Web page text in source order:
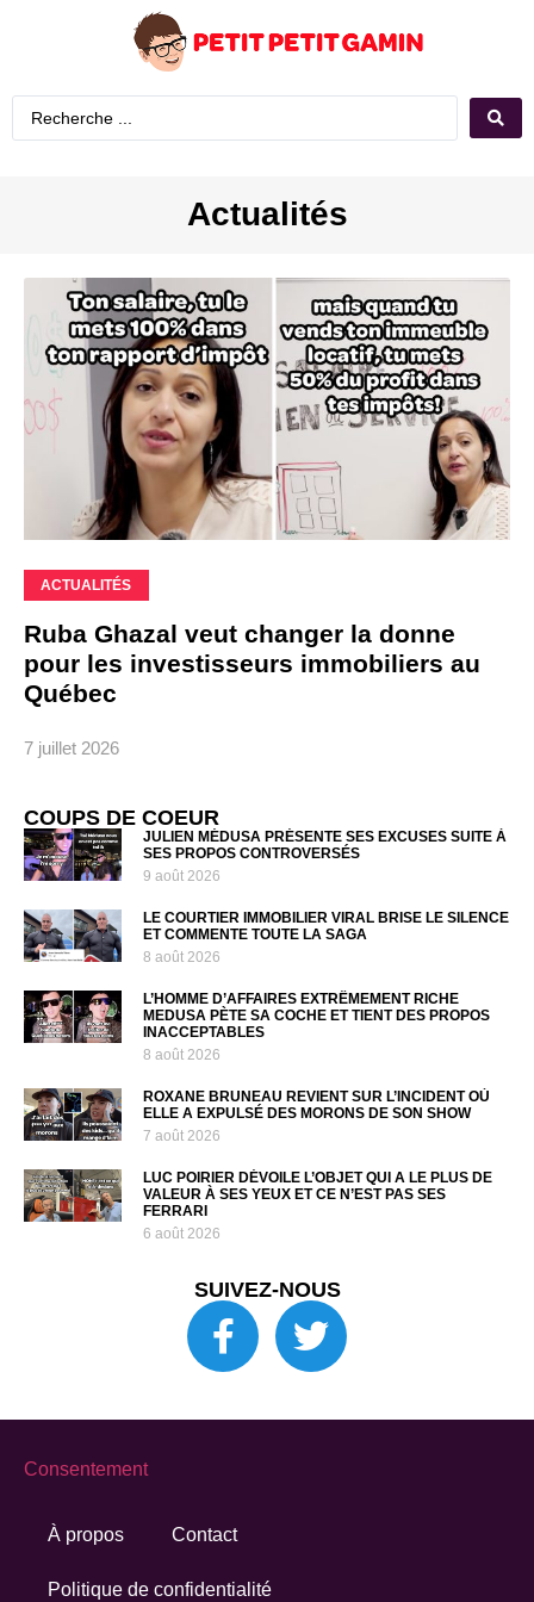
Actualités
ACTUALITÉS
Ruba Ghazal veut changer la donne
pour les investisseurs immobiliers au
Québec
7 juillet 2026
COUPS DE COEUR
JULIEN MÉDUSA PRÉSENTE SES EXCUSES SUITE À
SES PROPOS CONTROVERSÉS
9 août 2026
LE COURTIER IMMOBILIER VIRAL BRISE LE SILENCE
ET COMMENTE TOUTE LA SAGA
8 août 2026
L’HOMME D’AFFAIRES EXTRÊMEMENT RICHE
MEDUSA PÈTE SA COCHE ET TIENT DES PROPOS
INACCEPTABLES
8 août 2026
ROXANE BRUNEAU REVIENT SUR L’INCIDENT OÙ
ELLE A EXPULSÉ DES MORONS DE SON SHOW
7 août 2026
LUC POIRIER DÉVOILE L’OBJET QUI A LE PLUS DE
VALEUR À SES YEUX ET CE N’EST PAS SES
FERRARI
6 août 2026
SUIVEZ-NOUS
À propos Contact
Politique de confidentialité
Consentement